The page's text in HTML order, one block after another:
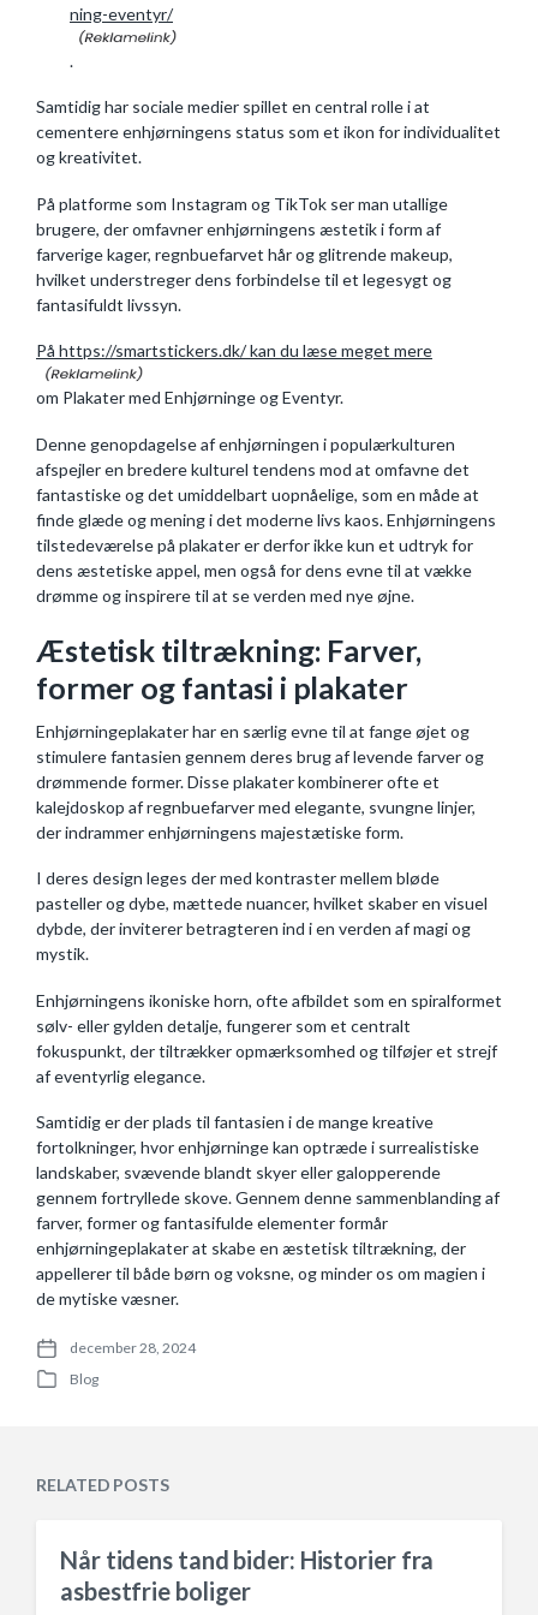
ning-eventyr/
.
Samtidig har sociale medier spillet en central rolle i at
cementere enhjørningens status som et ikon for individualitet
og kreativitet.
På platforme som Instagram og TikTok ser man utallige
brugere, der omfavner enhjørningens æstetik i form af
farverige kager, regnbuefarvet hår og glitrende makeup,
hvilket understreger dens forbindelse til et legesygt og
fantasifuldt livssyn.
På https://smartstickers.dk/ kan du læse meget mere
om Plakater med Enhjørninge og Eventyr.
Denne genopdagelse af enhjørningen i populærkulturen
afspejler en bredere kulturel tendens mod at omfavne det
fantastiske og det umiddelbart uopnåelige, som en måde at
finde glæde og mening i det moderne livs kaos. Enhjørningens
tilstedeværelse på plakater er derfor ikke kun et udtryk for
dens æstetiske appel, men også for dens evne til at vække
drømme og inspirere til at se verden med nye øjne.
Æstetisk tiltrækning: Farver,
former og fantasi i plakater
Enhjørningeplakater har en særlig evne til at fange øjet og
stimulere fantasien gennem deres brug af levende farver og
drømmende former. Disse plakater kombinerer ofte et
kalejdoskop af regnbuefarver med elegante, svungne linjer,
der indrammer enhjørningens majestætiske form.
I deres design leges der med kontraster mellem bløde
pasteller og dybe, mættede nuancer, hvilket skaber en visuel
dybde, der inviterer betragteren ind i en verden af magi og
mystik.
Enhjørningens ikoniske horn, ofte afbildet som en spiralformet
sølv- eller gylden detalje, fungerer som et centralt
fokuspunkt, der tiltrækker opmærksomhed og tilføjer et strejf
af eventyrlig elegance.
Samtidig er der plads til fantasien i de mange kreative
fortolkninger, hvor enhjørninge kan optræde i surrealistiske
landskaber, svævende blandt skyer eller galopperende
gennem fortryllede skove. Gennem denne sammenblanding af
farver, former og fantasifulde elementer formår
enhjørningeplakater at skabe en æstetisk tiltrækning, der
appellerer til både børn og voksne, og minder os om magien i
de mytiske væsner.
P
t
december 28, 2024
P
d
Blog
RELATED POSTS
Når tidens tand bider: Historier fra
asbestfrie boliger